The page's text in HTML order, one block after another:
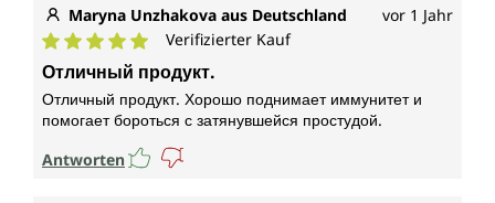
Maryna Unzhakova aus Deutschland vor 1 Jahr
Durchschnittliche Bewertung von 5 von 5 Sternen
Verifizierter Kauf
Отличный продукт.
Отличный продукт. Хорошо поднимает иммунитет и
помогает бороться с затянувшейся простудой.
Antworten